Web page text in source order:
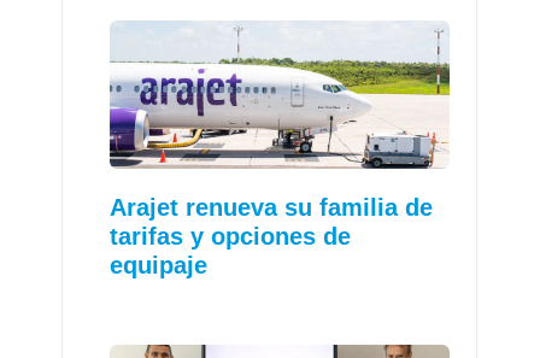
Arajet renueva su familia de
tarifas y opciones de
equipaje